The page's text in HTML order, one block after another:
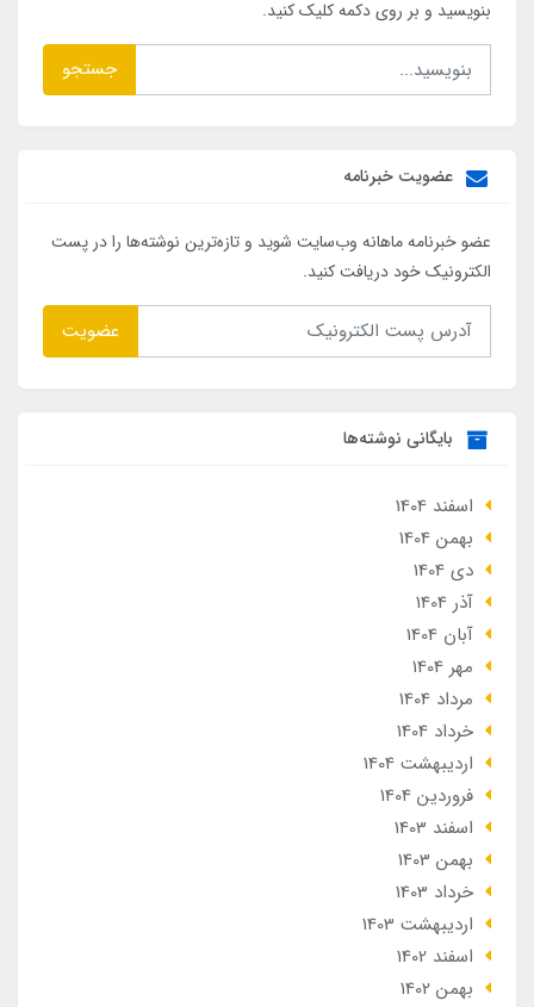
بنویسید و بر روی دکمه کلیک کنید.
جستجو
عضویت خبرنامه
عضو خبرنامه ماهانه وب‌سایت شوید و تازه‌ترین نوشته‌ها را در پست
الکترونیک خود دریافت کنید.
عضویت
بایگانی نوشته‌ها
اسفند 1404
بهمن 1404
دی 1404
آذر 1404
آبان 1404
مهر 1404
مرداد 1404
خرداد 1404
ارديبهشت 1404
فروردین 1404
اسفند 1403
بهمن 1403
خرداد 1403
ارديبهشت 1403
اسفند 1402
بهمن 1402